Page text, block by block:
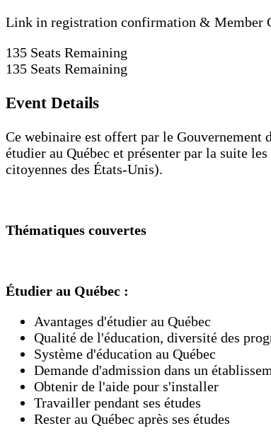
Link in registration confirmation & Member
135 Seats Remaining
135 Seats Remaining
Event Details
Ce webinaire est offert par le Gouvernement
étudier au Québec et présenter par la suite
citoyennes des États-Unis).
Thématiques couvertes
Étudier au Québec :
Avantages d'étudier au Québec
Qualité de l'éducation, diversité des
Système d'éducation au Québec
Demande d'admission dans un
Obtenir de l'aide pour s'installer
Travailler pendant ses études
Rester au Québec après ses études